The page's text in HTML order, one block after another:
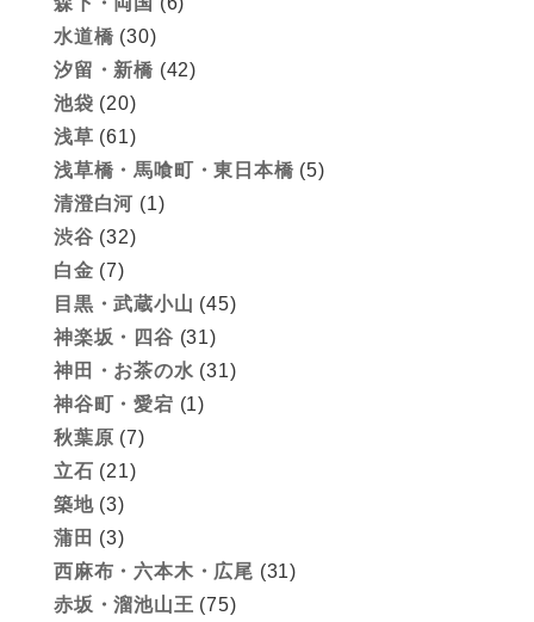
水道橋 (30)
汐留・新橋 (42)
池袋 (20)
浅草 (61)
浅草橋・馬喰町・東日本橋 (5)
清澄白河 (1)
渋谷 (32)
白金 (7)
目黒・武蔵小山 (45)
神楽坂・四谷 (31)
神田・お茶の水 (31)
神谷町・愛宕 (1)
秋葉原 (7)
立石 (21)
築地(3)
蒲田 (3)
西麻布・六本木・広尾 (31)
赤坂・溜池山王 (75)